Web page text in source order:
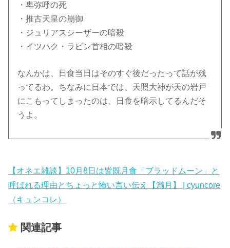
・卑弥呼の死
・推古天皇の崩御
・ジュリアスシーザーの暗殺
・イツハク・ラビン首相の暗殺
なんかは、日食当日はそのすぐ後だったって話が残
ってるわ。ちなみに日本では、天照大神が天の岩戸
にこもってしまったのは、日食を暗示してるんだそ
うよ。
【オネエ雑談】10月8日は皆既月食「ブラッドムーン」と
呼ばれる理由とちょっと怖い言い伝え【満月】 | cyuncore
（キュンコレ）
関連記事